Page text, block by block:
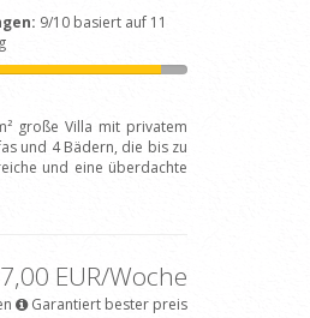
9/10 basiert auf 11
große Villa mit privatem
und 4 Bädern, die bis zu
und eine überdachte
EUR/Woche
Garantiert bester preis